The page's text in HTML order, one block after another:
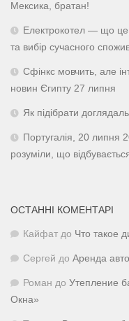
Мексика, братан!
Електрокотел — що
та вибір сучасного
Сфінкс мовчить, але
новин Єгипту 27 липня
Як підібрати
Португалія, 20 липня
розуміли, що
ОСТАННІ КОМЕНТАРІ
Кайфат до Что такое
Сергей до Аренда
Роман до Утепление
Окна»